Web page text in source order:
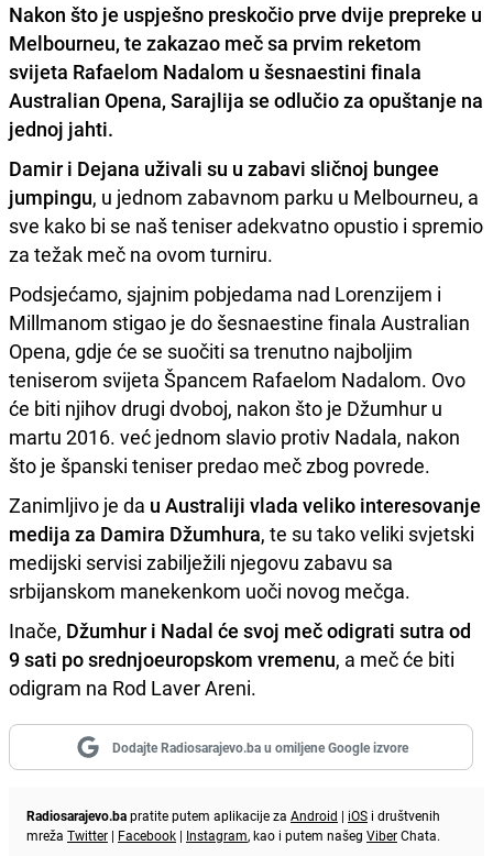
Nakon što je uspješno preskočio prve dvije prepreke u
Melbourneu, te zakazao meč sa prvim reketom
svijeta Rafaelom Nadalom u šesnaestini finala
Australian Opena, Sarajlija se odlučio za opuštanje na
jednoj jahti.
Damir i Dejana uživali su u zabavi sličnoj bungee
jumpingu, u jednom zabavnom parku u Melbourneu, a
sve kako bi se naš teniser adekvatno opustio i spremio
za težak meč na ovom turniru.
Podsjećamo, sjajnim pobjedama nad Lorenzijem i
Millmanom stigao je do šesnaestine finala Australian
Opena, gdje će se suočiti sa trenutno najboljim
teniserom svijeta Špancem Rafaelom Nadalom. Ovo
će biti njihov drugi dvoboj, nakon što je Džumhur u
martu 2016. već jednom slavio protiv Nadala, nakon
što je španski teniser predao meč zbog povrede.
Zanimljivo je da u Australiji vlada veliko interesovanje
medija za Damira Džumhura, te su tako veliki svjetski
medijski servisi zabilježili njegovu zabavu sa
srbijanskom manekenkom uoči novog mečga.
Inače, Džumhur i Nadal će svoj meč odigrati sutra od
9 sati po srednjoeuropskom vremenu, a meč će biti
odigram na Rod Laver Areni.
Dodajte Radiosarajevo.ba u omiljene Google izvore
Radiosarajevo.bapratite putem aplikacije za Android | iOS i društvenih
mreža Twitter | Facebook | Instagram, kao i putem našeg ViberChata.